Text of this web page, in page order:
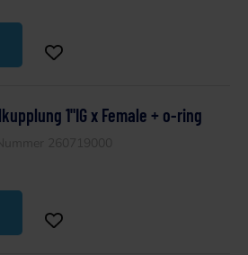
1"IG x Female + o-ring